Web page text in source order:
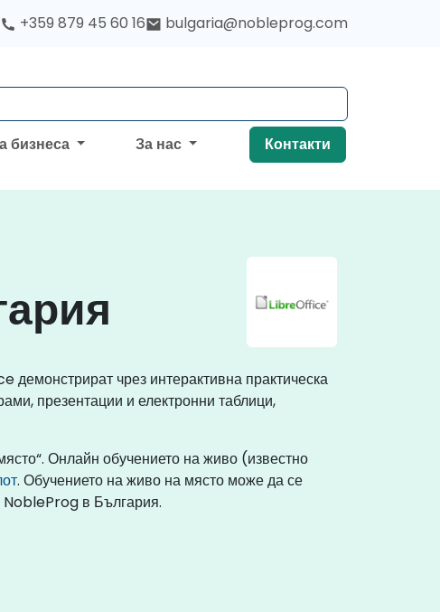
+359 879 45 60 16 bulgaria@nobleprog.com
бизнеса За нас Контакти
чрез интерактивна практическа
презентации и електронни таблици,
Онлайн обучението на живо (известно
. Обучението на живо на място може да се
NobleProg в България.